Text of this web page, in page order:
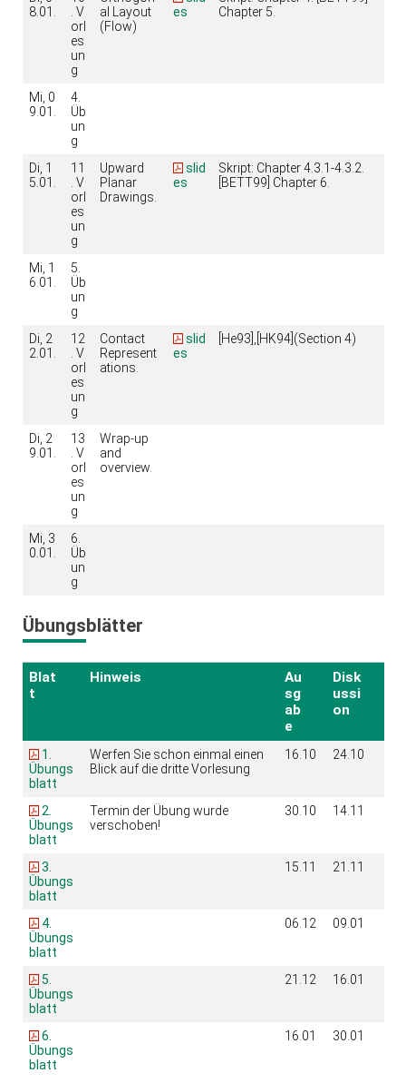
8.01.
. V
orl
es
un
g
al Layout
(Flow)
es
Chapter 5.
Mi, 0
9.01.
4.
Üb
un
g
Di, 1
5.01.
11
. V
orl
es
un
g
Upward
Planar
Drawings.
slid
es
Skript: Chapter 4.3.1-4.3.2.
[BETT99] Chapter 6.
Mi, 1
6.01.
5.
Üb
un
g
Di, 2
2.01.
12
. V
orl
es
un
g
Contact
Represent
ations.
slid
es
[He93],[HK94](Section 4)
Di, 2
9.01.
13
. V
orl
es
un
g
Wrap-up
and
overview.
Mi, 3
0.01.
6.
Üb
un
g
Übungsblätter
Blat
t
Hinweis
Au
sg
ab
e
Disk
ussi
on
1.
Übungs
blatt
Werfen Sie schon einmal einen
Blick auf die dritte Vorlesung
16.10 24.10
2.
Übungs
blatt
Termin der Übung wurde
verschoben!
30.10 14.11
3.
Übungs
blatt
15.11 21.11
4.
Übungs
blatt
06.12 09.01
5.
Übungs
blatt
21.12 16.01
6.
Übungs
blatt
16.01 30.01